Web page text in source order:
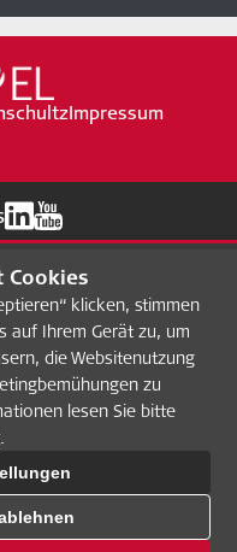
Impressum
Cookies
klicken, stimmen
auf Ihrem Gerät zu, um
die Websitenutzung
zu
lesen Sie bitte
.